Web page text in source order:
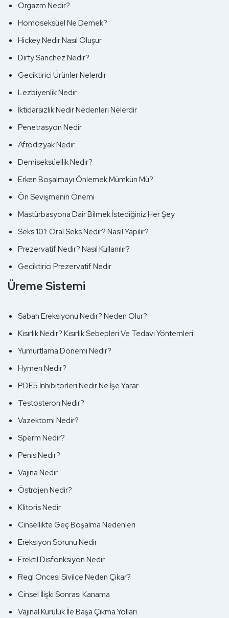
Orgazm Nedir?
Homoseksüel Ne Demek?
Hickey Nedir Nasıl Oluşur
Dirty Sanchez Nedir?
Geciktirici Ürünler Nelerdir
Lezbiyenlik Nedir
İktidarsızlık Nedir Nedenleri Nelerdir
Penetrasyon Nedir
Afrodizyak Nedir
Demiseksüellik Nedir?
Erken Boşalmayı Önlemek Mümkün Mü?
Ön Sevişmenin Önemi
Mastürbasyona Dair Bilmek İstediğiniz Her Şey
Seks 101: Oral Seks Nedir? Nasıl Yapılır?
Prezervatif Nedir? Nasıl Kullanılır?
Geciktirici Prezervatif Nedir
Üreme Sistemi
Sabah Ereksiyonu Nedir? Neden Olur?
Kısırlık Nedir? Kısırlık Sebepleri Ve Tedavi Yöntemleri
Yumurtlama Dönemi Nedir?
Hymen Nedir?
PDE5 İnhibitörleri Nedir Ne İşe Yarar
Testosteron Nedir?
Vazektomi Nedir?
Sperm Nedir?
Penis Nedir?
Vajina Nedir
Östrojen Nedir?
Klitoris Nedir
Cinsellikte Geç Boşalma Nedenleri
Ereksiyon Sorunu Nedir
Erektil Disfonksiyon Nedir
Regl Öncesi Sivilce Neden Çıkar?
Cinsel İlişki Sonrası Kanama
Vajinal Kuruluk İle Başa Çıkma Yolları